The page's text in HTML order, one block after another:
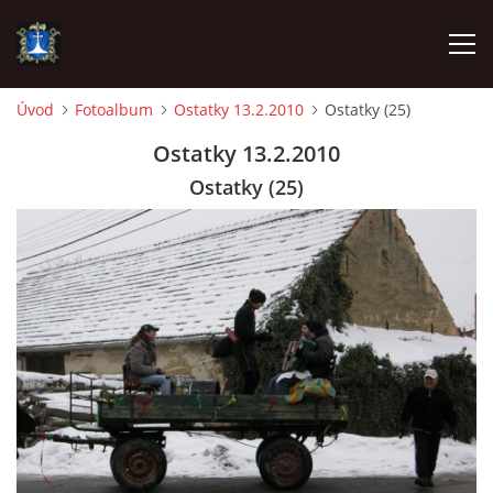
VÝJEZDY
INFORMACE JEDNOTKY »
TECHNIKA
OZNAČENÍ HASIČSKÉ TECHNIKY
Úvod Fotoalbum Ostatky 13.2.2010 Ostatky (25)
Ostatky 13.2.2010
Ostatky (25)